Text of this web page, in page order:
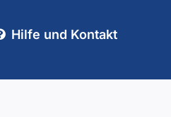
Hilfe und Kontakt